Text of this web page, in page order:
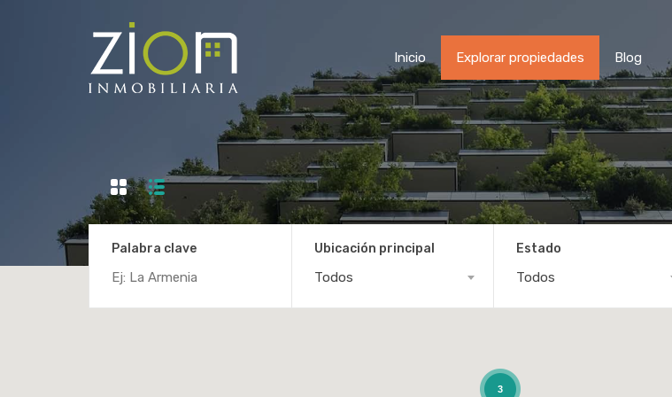
Inicio Explorar propiedades Blog
Palabra clave Ubicación principal
Todos
Estado
Todos
3